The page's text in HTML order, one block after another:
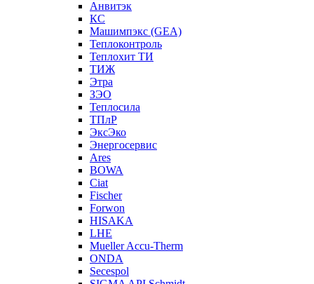
Анвитэк
КС
Машимпэкс (GEA)
Теплоконтроль
Теплохит ТИ
ТИЖ
Этра
ЗЭО
Теплосила
ТПлР
ЭксЭко
Энергосервис
Ares
BOWA
Ciat
Fischer
Forwon
HISAKA
LHE
Mueller Accu-Therm
ONDA
Secespol